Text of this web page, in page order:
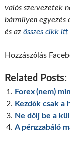
valós szervezetek
bármilyen egyezés
és az összes cikk
Hozzászólás
Related Posts:
Forex (nem)
Kezdők csak a
Ne dőlj be a
A pénzzabáló